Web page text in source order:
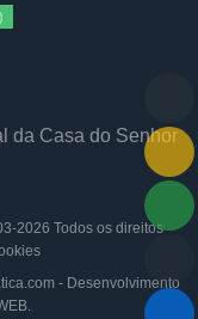
da Casa do Senhor
2026 Todos os direitos
- Desenvolvimento